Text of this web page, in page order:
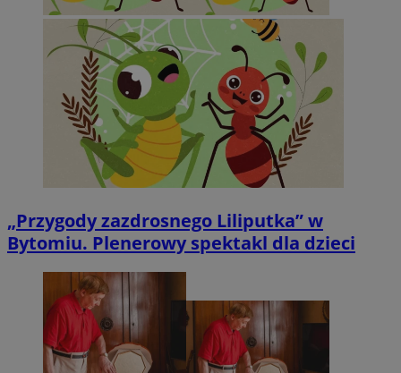
„Przygody zazdrosnego Liliputka” w
Bytomiu. Plenerowy spektakl dla dzieci